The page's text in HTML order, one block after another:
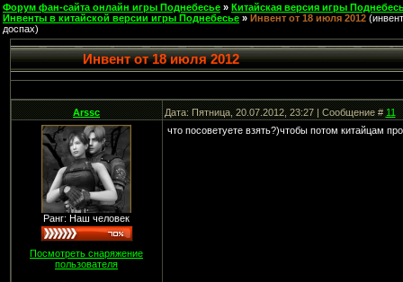
Форум фан-сайта онлайн игры Поднебесье » Китайская версия игры
Инвенты в китайской версии игры Поднебесье » Инвент от 18 июля 2012
доспах)
Инвент от 18 июля 2012
Arssc Дата: Пятница, 20.07.2012, 23:27 | Сообщение #11
Ранг: Наш человек
Посмотреть снаряжение
пользователя
что посоветуете взять?)чтобы потом китайцам